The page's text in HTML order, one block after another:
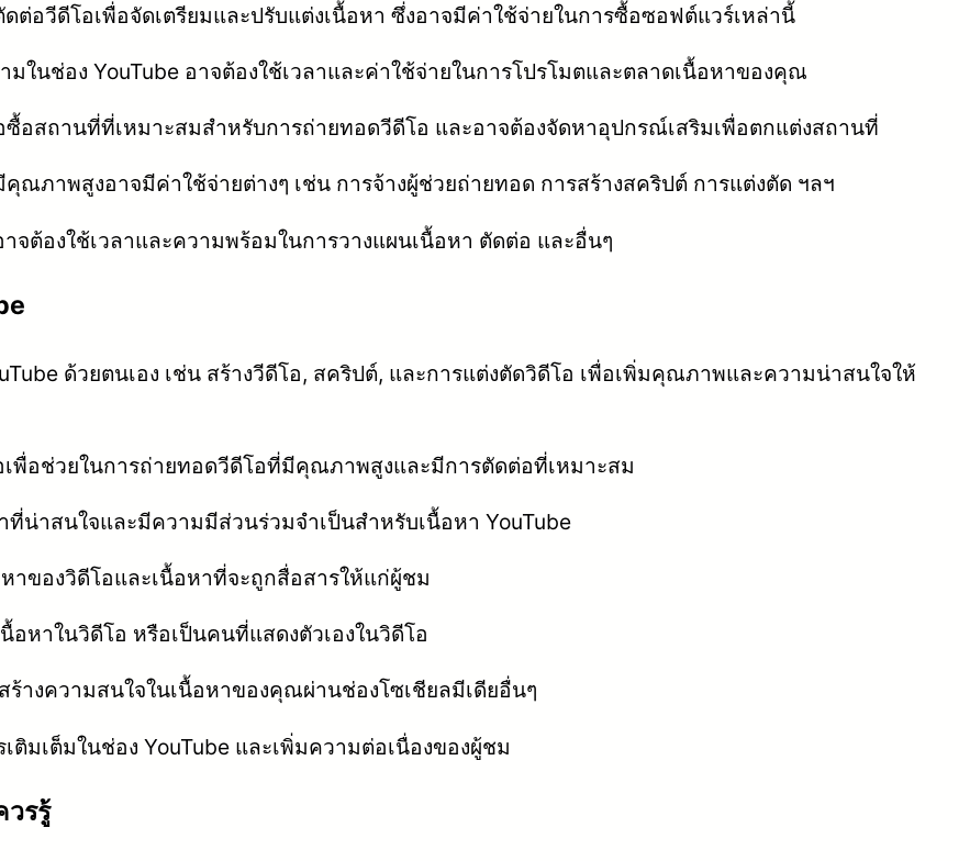
อวีดีโอเพื่อจัดเตรียมและปรับแต่งเนื้อหา ซึ่งอาจมีค่าใช้จ่ายในการซื้อซอฟต์แวร์เหล่านี้
ในช่อง YouTube อาจต้องใช้เวลาและค่าใช้จ่ายในการโปรโมตและตลาดเนื้อหาของคุณ
อสถานที่ที่เหมาะสมสำหรับการถ่ายทอดวีดีโอ และอาจต้องจัดหาอุปกรณ์เสริมเพื่อตกแต่งสถานที่
ณภาพสูงอาจมีค่าใช้จ่ายต่างๆ เช่น การจ้างผู้ช่วยถ่ายทอด การสร้างสคริปต์ การแต่งตัด ฯลฯ
าจต้องใช้เวลาและความพร้อมในการวางแผนเนื้อหา ตัดต่อ และอื่นๆ
ด้วยตนเอง เช่น สร้างวีดีโอ, สคริปต์, และการแต่งตัดวิดีโอ เพื่อเพิ่มคุณภาพและความน่าสนใจให้
เพื่อช่วยในการถ่ายทอดวีดีโอที่มีคุณภาพสูงและมีการตัดต่อที่เหมาะสม
ที่น่าสนใจและมีความมีส่วนร่วมจำเป็นสำหรับเนื้อหา YouTube
าของวิดีโอและเนื้อหาที่จะถูกสื่อสารให้แก่ผู้ชม
หาในวิดีโอ หรือเป็นคนที่แสดงตัวเองในวิดีโอ
ร้างความสนใจในเนื้อหาของคุณผ่านช่องโซเชียลมีเดียอื่นๆ
ติมเต็มในช่อง YouTube และเพิ่มความต่อเนื่องของผู้ชม
รรู้